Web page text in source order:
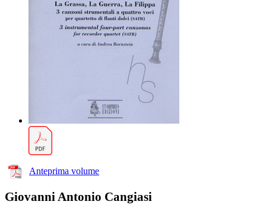
Anteprima volume
Giovanni Antonio Cangiasi